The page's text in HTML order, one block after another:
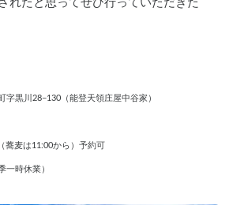
れたと思ってぜひ行っていただきた
字黒川28−130（能登天領庄屋中谷家）
蕎麦は11:00から）予約可
一時休業）